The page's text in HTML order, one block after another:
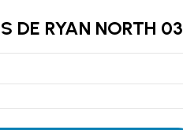
DE RYAN NORTH 03